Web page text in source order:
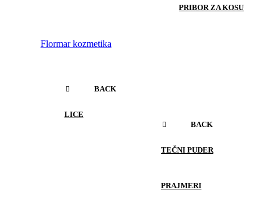
PRIBOR ZA KOSU
Flormar kozmetika
BACK
LICE
BACK
TEČNI PUDER
PRAJMERI